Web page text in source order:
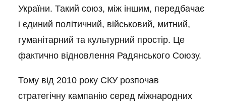
України. Такий союз, між іншим, передбачає
і єдиний політичний, військовий, митний,
гуманітарний та культурний простір. Це
фактично відновлення Радянського Союзу.
Тому від 2010 року СКУ розпочав
стратегічну кампанію серед міжнародних